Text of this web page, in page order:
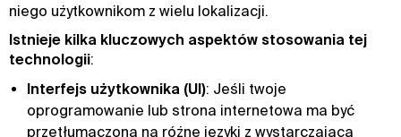
niego użytkownikom z wielu lokalizacji.
Istnieje kilka kluczowych aspektów stosowania tej
technologii:
Interfejs użytkownika (UI): Jeśli twoje
oprogramowanie lub strona internetowa ma być
przetłumaczona na różne języki z wystarczającą